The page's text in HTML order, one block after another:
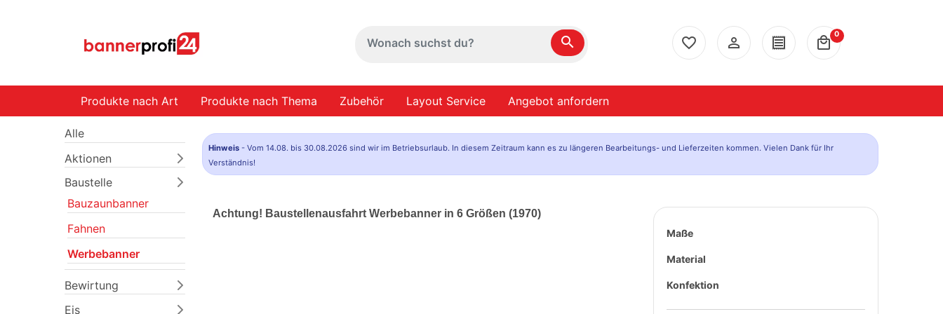
search favorite_border person_outline receipt local_mall
0
Produkte nach Art Produkte nach Thema Zubehör Layout Service Angebot anfordern
Alle
Aktionen
Baustelle
Bauzaunbanner
Fahnen
Werbebanner
Bewirtung
Eis
Hinweis - Vom 14.08. bis 30.08.2026 sind wir im Betriebsurlaub. In diesem Zeitraum kann es zu längeren Bearbeitungs- und Lieferzeiten kommen. Vielen Dank für Ihr
Verständnis!
Achtung! Baustellenausfahrt Werbebanner in 6 Größen (1970)
Maße
Material
Konfektion